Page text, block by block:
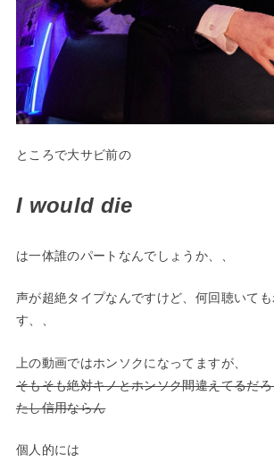
ところで大サビ前の
I would die
は一体誰のパートなんでしょうか、、
声が超絶タイプなんですけど、何回聴いて
す、、
上の動画ではホンソクになってますが、
そもそも絶対キノとホンソク間違えてるだ
たし信用ならん
個人的には